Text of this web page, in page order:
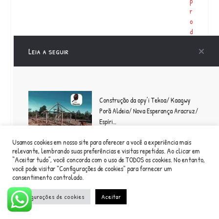
r
o
d
s
t
n
o,
p
Leia a seguir
Construção da opy’i Tekoa/ Kaagwy
Porã Aldeia/ Nova Esperança Aracruz/
Espíri…
O Sextou de hoje te leva para a pista! O DJ Eric Terena
(@ericterena) respira …
Usamos cookies em nosso site para oferecer a você a experiência mais
relevante, lembrando suas preferências e visitas repetidas. Ao clicar em
“Aceitar tudo”, você concorda com o uso de TODOS os cookies. No entanto,
você pode visitar "Configurações de cookies" para fornecer um
consentimento controlado.
Configurações de cookies Aceitar